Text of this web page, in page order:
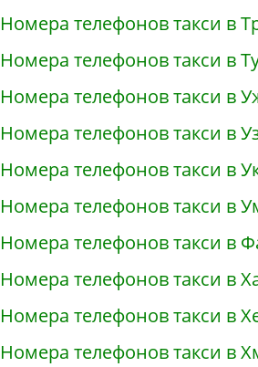
Номера телефонов такси в
Номера телефонов такси в
Номера телефонов такси в
Номера телефонов такси в
Номера телефонов такси в
Номера телефонов такси в
Номера телефонов такси в
Номера телефонов такси в
Номера телефонов такси в
Номера телефонов такси в